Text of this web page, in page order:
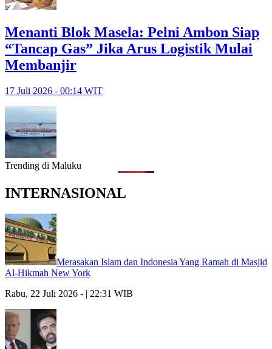
Menanti Blok Masela: Pelni Ambon Siap
“Tancap Gas” Jika Arus Logistik Mulai
Membanjir
17 Juli 2026 - 00:14 WIT
Trending di Maluku
INTERNASIONAL
Merasakan Islam dan Indonesia Yang Ramah di Masjid
Al-Hikmah New York
Rabu, 22 Juli 2026 - | 22:31 WIB